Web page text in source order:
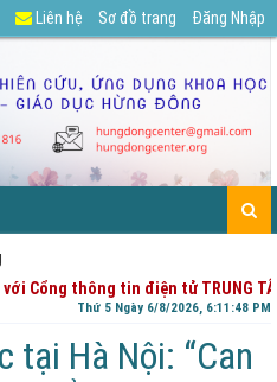
Liên hệ Sơ đồ trang
Đăng Nhập
Cổng thông tin điện tử TRUNG TÂM
Thứ 5 Ngày 6/8/2026, 6:11:49 PM
tại Hà Nội: “Can